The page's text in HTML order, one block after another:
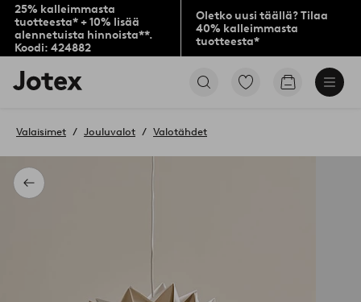
25% kalleimmasta
tuotteesta* + 10% lisää
alennetuista hinnoista**.
Koodi: 424882
Oletko uusi täällä? Tilaa
40% kalleimmasta
tuotteesta*
Jotex-
logo
aloitussivulle
Siirry
Siirry
Takaisin
Valaisimet Jouluvalot Valotähdet